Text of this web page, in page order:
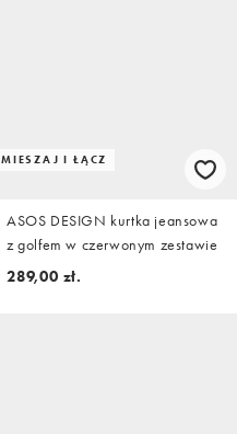
MIESZAJ I ŁĄCZ
ASOS DESIGN kurtka jeansowa
z golfem w czerwonym zestawie
289,00 zł.